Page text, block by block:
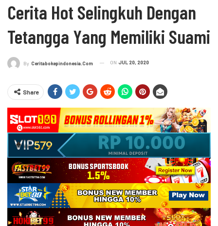
Cerita Hot Selingkuh Dengan
Tetangga Yang Memiliki Suami
By Ceritabokepindonesia.com ON JUL 20, 2020
Share